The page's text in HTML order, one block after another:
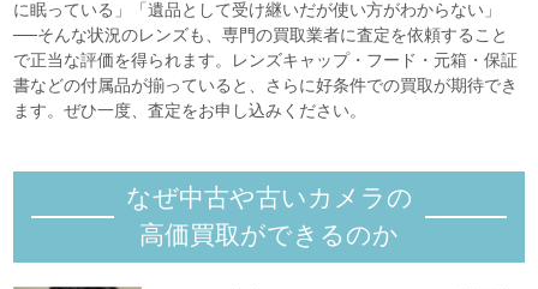
に眠っている」「遺品として受け継いだが使い方がわからない」
──そんな状況のレンズも、専門の買取業者に査定を依頼すること
で正当な評価を得られます。レンズキャップ・フード・元箱・保証
書などの付属品が揃っていると、さらに好条件での買取が期待でき
ます。ぜひ一度、査定をお申し込みください。
なぜ中古や古いカメラの
高価買取ができるのか